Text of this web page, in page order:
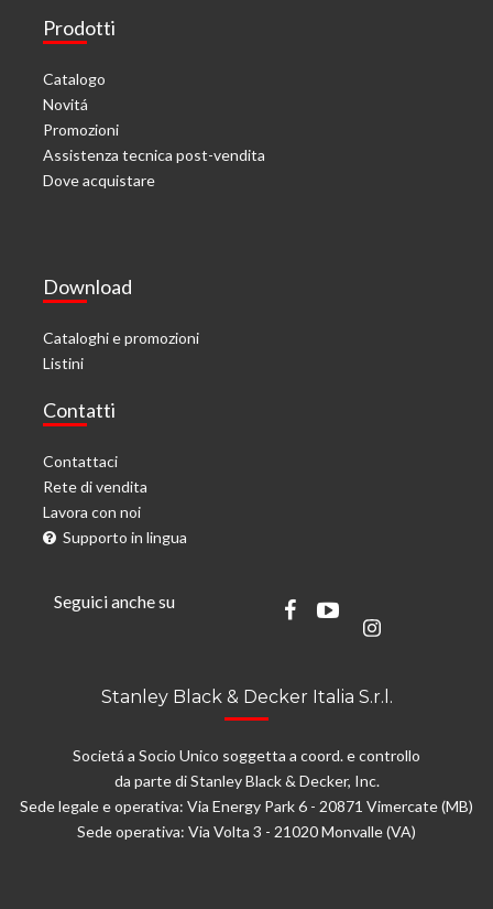
Prodotti
Catalogo
Novitá
Promozioni
Assistenza tecnica post-vendita
Dove acquistare
Download
Cataloghi e promozioni
Listini
Contatti
Contattaci
Rete di vendita
Lavora con noi
Supporto in lingua
Seguici anche su
Stanley Black & Decker Italia S.r.l.
Societá a Socio Unico soggetta a coord. e controllo
da parte di Stanley Black & Decker, Inc.
Sede legale e operativa: Via Energy Park 6 - 20871 Vimercate (MB)
Sede operativa: Via Volta 3 - 21020 Monvalle (VA)